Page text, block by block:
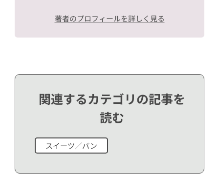
著者のプロフィールを詳しく見る
関連するカテゴリの記事を
読む
スイーツ／パン